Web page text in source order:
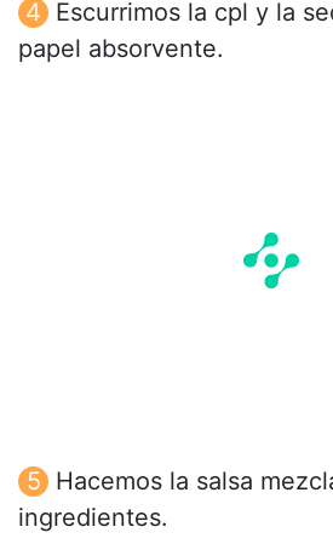
Escurrimos la cpl y la
papel absorvente.
Hacemos la salsa
ingredientes.